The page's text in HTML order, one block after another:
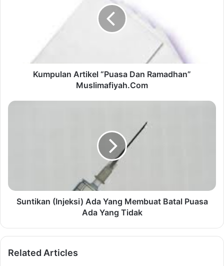
Kumpulan Artikel “Puasa Dan Ramadhan”
Muslimafiyah.Com
Suntikan (Injeksi) Ada Yang Membuat Batal Puasa
Ada Yang Tidak
Related Articles